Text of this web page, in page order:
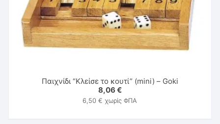
Παιχνίδι “Κλείσε το κουτί” (mini) – Goki
8,06 €
6,50€ χωρίς ΦΠΑ